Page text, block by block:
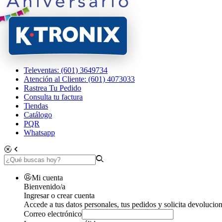
Televentas: (601) 3649734
Atención al Cliente: (601) 4073033
Rastrea Tu Pedido
Consulta tu factura
Tiendas
Catálogo
PQR
Whatsapp
Mi cuenta
Bienvenido/a
Ingresar o crear cuenta
Accede a tus datos personales, tus pedidos y solicita
Correo electrónico